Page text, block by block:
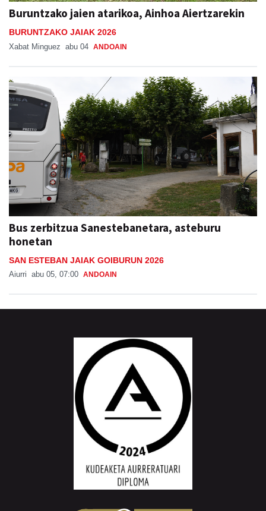
Buruntzako jaien atarikoa, Ainhoa Aiertzarekin
BURUNTZAKO JAIAK 2026
Xabat Minguez abu 04 ANDOAIN
Bus zerbitzua Sanestebanetara, asteburu
honetan
SAN ESTEBAN JAIAK GOIBURUN 2026
Aiurri abu 05, 07:00 ANDOAIN